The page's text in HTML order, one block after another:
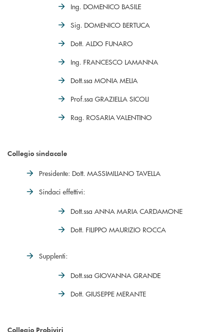
Ing. DOMENICO BASILE
Sig. DOMENICO BERTUCA
Dott. ALDO FUNARO
Ing. FRANCESCO LAMANNA
Dott.ssa MONIA MELIA
Prof.ssa GRAZIELLA SICOLI
Rag. ROSARIA VALENTINO
Collegio sindacale
Presidente: Dott. MASSIMILIANO TAVELLA
Sindaci effettivi:
Dott.ssa ANNA MARIA CARDAMONE
Dott. FILIPPO MAURIZIO ROCCA
Supplenti:
Dott.ssa GIOVANNA GRANDE
Dott. GIUSEPPE MERANTE
Collegio Probiviri